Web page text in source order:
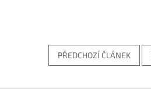
PŘEDCHOZÍ ČLÁNEK